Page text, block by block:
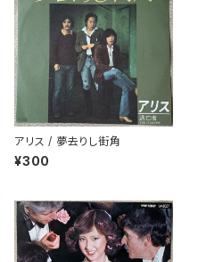
アリス / 夢去りし街角
¥300